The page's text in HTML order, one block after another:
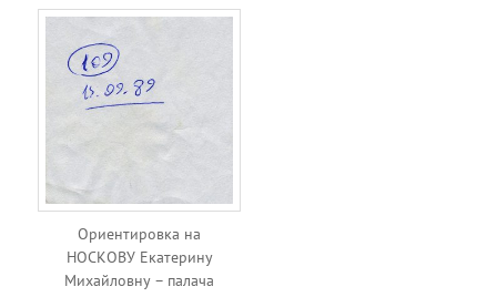
Ориентировка на
НОСКОВУ Екатерину
Михайловну – палача